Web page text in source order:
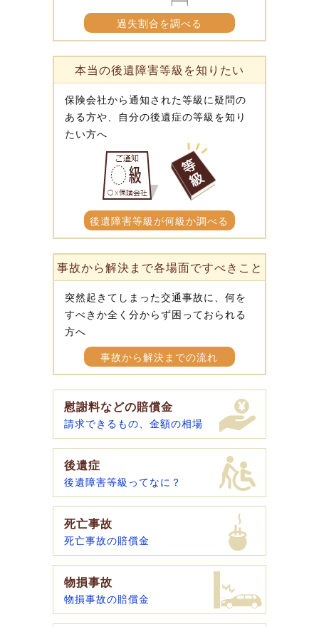
過失割合を調べる
本当の後遺障害等級を知りたい
保険会社から通知された等級に疑問の
ある方や、自分の後遺症の等級を知り
たい方へ
後遺障害等級が何級か調べる
事故から解決まで各場面ですべきこと
突然起きてしまった交通事故に、何を
すべきか全く分からず困っておられる
方へ
事故から解決までの流れ
慰謝料などの賠償金
請求できるもの、金額の相場
後遺症
後遺障害等級ってなに？
死亡事故
死亡事故の賠償金
物損事故
物損事故の賠償金